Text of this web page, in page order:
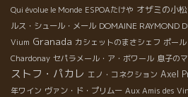
Qui évolue le Monde ESPOAたけや オザミの小
ルス・シュール・メール DOMAINE RAYMOND
Vium Granada カシェットのまさシェフ ポー
Chardonay セパラメール・ア・ボワール 息子の
ストフ・パカレ エノ・コネクション Axel
年ワイン ヴァン・ド・プリムー Aux Amis des